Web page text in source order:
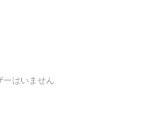
ーはいません